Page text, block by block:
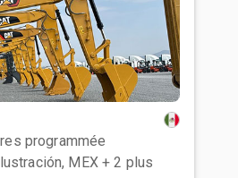
programmée
MEX + 2 plus